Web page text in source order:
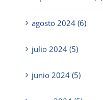
agosto 2024 (6)
julio 2024 (5)
junio 2024 (5)